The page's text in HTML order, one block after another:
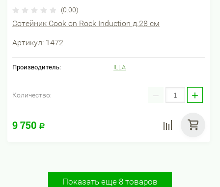
(0.00)
Сотейник Cook on Rock Induction д.28 см
Артикул: 1472
Производитель: ILLA
Количество: − +
9 750 Р
Показать еще 8 товаров